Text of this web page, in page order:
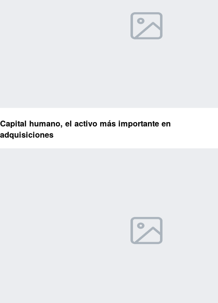
Capital humano, el activo más importante en
adquisiciones